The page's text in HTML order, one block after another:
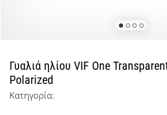
μπάσκετ
όπως
εμείς;
Έλα
Γυαλιά ηλίου VIF One
Polarized
Κατηγορία: